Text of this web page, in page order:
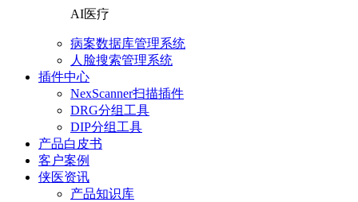
AI医疗
病案数据库管理系统
人脸搜索管理系统
插件中心
NexScanner扫描插件
DRG分组工具
DIP分组工具
产品白皮书
客户案例
侠医资讯
产品知识库